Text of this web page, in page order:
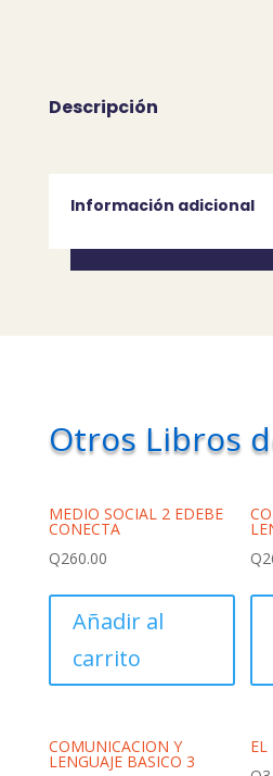
Descripción
Información adicional
Otros Libros
MEDIO SOCIAL 2 EDEBE
CONECTA
Q260.00
Añadir al
carrito
Q
COMUNICACION Y
LENGUAJE BASICO 3
EL